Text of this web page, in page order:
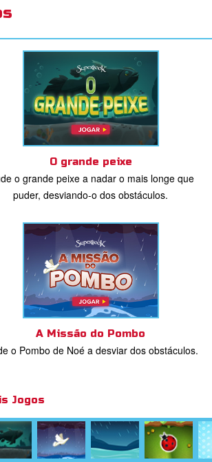
O grande peixe
o grande peixe a nadar o mais longe que
puder, desviando-o dos obstáculos.
A Missão do Pombo
o Pombo de Noé a desviar dos obstáculos.
Jogos